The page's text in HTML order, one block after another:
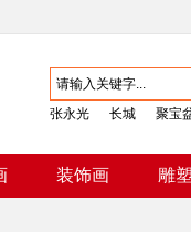
张永光 长城 聚宝
装饰画 雕